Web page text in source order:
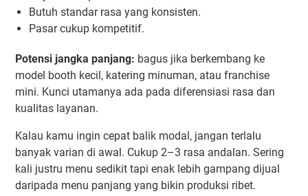
Butuh standar rasa yang konsisten.
Pasar cukup kompetitif.
Potensi jangka panjang: bagus jika berkembang ke
model booth kecil, katering minuman, atau franchise
mini. Kunci utamanya ada pada diferensiasi rasa dan
kualitas layanan.
Kalau kamu ingin cepat balik modal, jangan terlalu
banyak varian di awal. Cukup 2–3 rasa andalan. Sering
kali justru menu sedikit tapi enak lebih gampang dijual
daripada menu panjang yang bikin produksi ribet.